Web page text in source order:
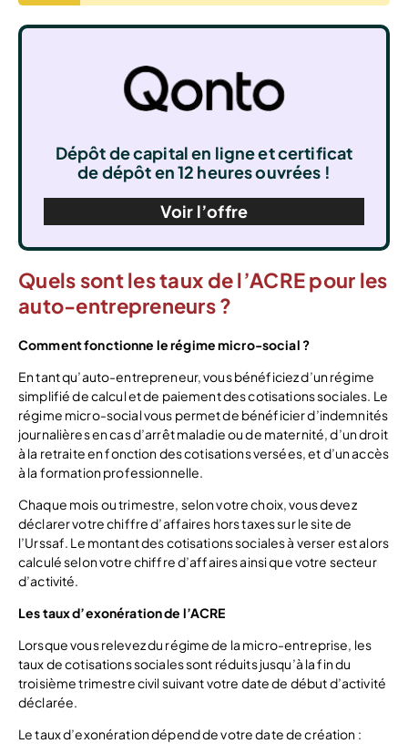
Dépôt de capital en ligne et certificat
de dépôt en 12 heures ouvrées !
Voir l’offre
Quels sont les taux de l’ACRE pour les
auto-entrepreneurs ?
Comment fonctionne le régime micro-social ?
En tant qu’auto-entrepreneur, vous bénéficiez d’un régime
simplifié de calcul et de paiement des cotisations sociales. Le
régime micro-social vous permet de bénéficier d’indemnités
journalières en cas d’arrêt maladie ou de maternité, d’un droit
à la retraite en fonction des cotisations versées, et d’un accès
à la formation professionnelle.
Chaque mois ou trimestre, selon votre choix, vous devez
déclarer votre chiffre d’affaires hors taxes sur le site de
l’Urssaf. Le montant des cotisations sociales à verser est alors
calculé selon votre chiffre d’affaires ainsi que votre secteur
d’activité.
Les taux d’exonération de l’ACRE
Lorsque vous relevez du régime de la micro-entreprise, les
taux de cotisations sociales sont réduits jusqu’à la fin du
troisième trimestre civil suivant votre date de début d’activité
déclarée.
Le taux d’exonération dépend de votre date de création :